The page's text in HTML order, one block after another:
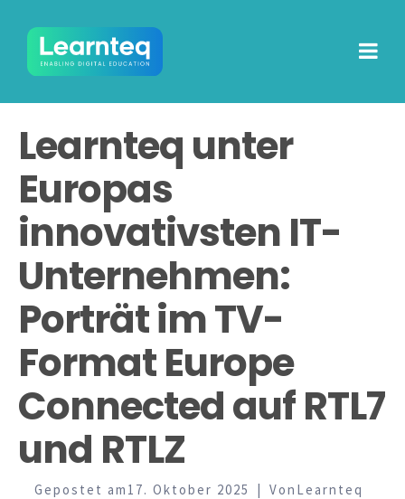
Learnteq unter
Europas
innovativsten IT-
Unternehmen:
Porträt im TV-
Format Europe
Connected auf RTL7
und RTLZ
Gepostet am 17. Oktober 2025 Von Learnteq